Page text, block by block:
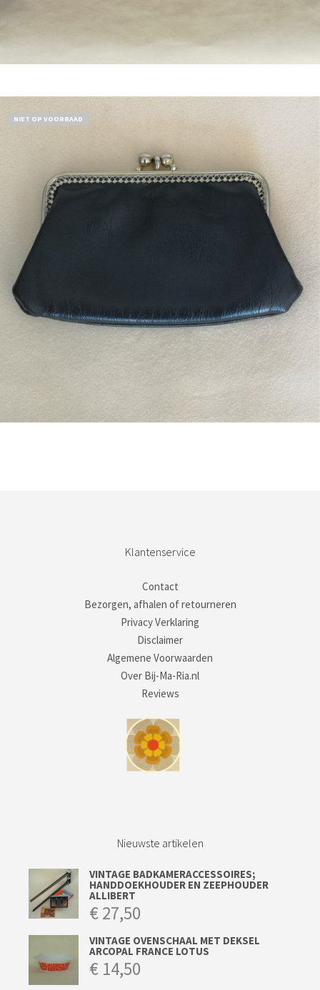
NIET OP VOORRAAD
Klantenservice
Contact
Bezorgen, afhalen of retourneren
Privacy Verklaring
Disclaimer
Algemene Voorwaarden
Over Bij-Ma-Ria.nl
Reviews
Nieuwste artikelen
VINTAGE BADKAMERACCESSOIRES;
HANDDOEKHOUDER EN ZEEPHOUDER
ALLIBERT
€27,50
VINTAGE OVENSCHAAL MET DEKSEL
ARCOPAL FRANCE LOTUS
€ 14,50